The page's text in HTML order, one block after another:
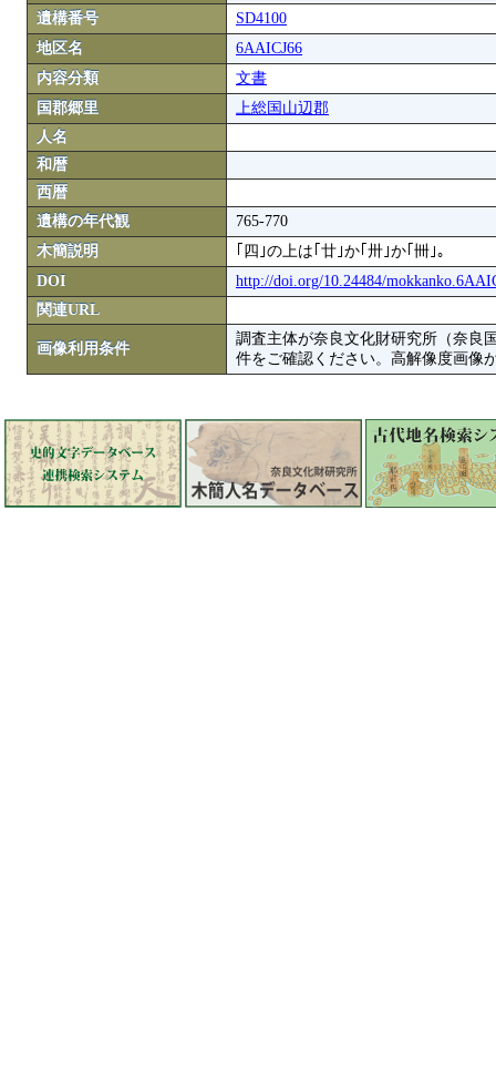
遺構番号
SD4100
地区名
6AAICJ66
内容分類
文書
国郡郷里
上総国山辺郡
人名
和暦
西暦
遺構の年代観
765-770
木簡説明
｢四｣の上は｢廿｣か｢卅｣か｢卌｣｡
DOI
http://doi.org/10.24484/
関連URL
画像利用条件
調査主体が奈良文化財研究所（奈良
件をご確認ください。高解像度画像